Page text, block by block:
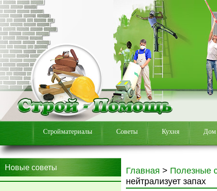
Стройматериалы Советы Кухня Дом
Новые советы Главная > Полезные
нейтрализует запах